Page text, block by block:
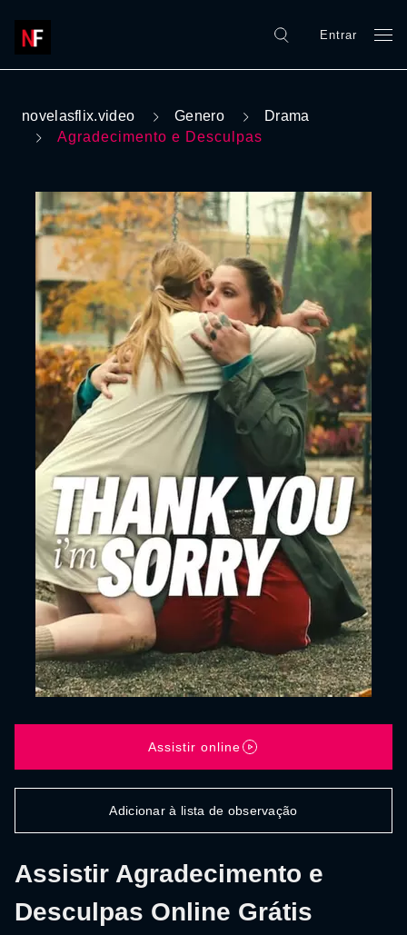
Entrar
novelasflix.video Genero
Drama
Agradecimento e Desculpas
Assistir Agradecimento e
Desculpas Online Grátis
Assistir online
Adicionar à lista de observação